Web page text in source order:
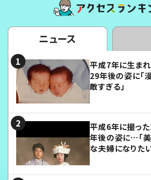
ニュース
平成7年に生ま
29年後の姿に「
敵すぎる」
平成6年に撮っ
年後の姿に…「美
な夫婦になりた